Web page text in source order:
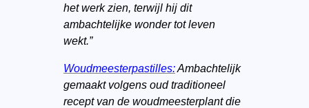
het werk zien, terwijl hij dit
ambachtelijke wonder tot leven
wekt.”
Woudmeesterpastilles:Ambachtelijk
gemaakt volgens oud traditioneel
recept van de woudmeesterplant die